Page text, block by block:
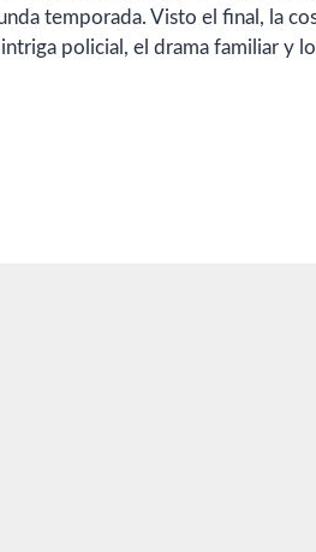
temporada. Visto el final, la
policial, el drama familiar y